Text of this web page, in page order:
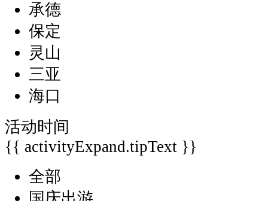
承德
保定
灵山
三亚
海口
活动时间
{{ activityExpand.tipText }}
全部